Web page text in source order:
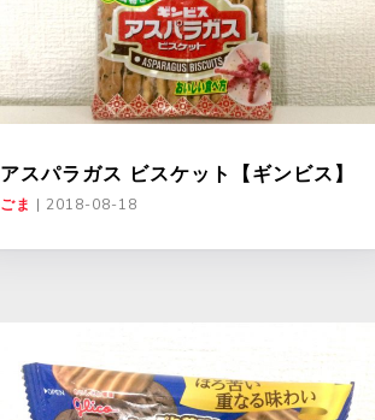
アスパラガス ビスケット【ギンビス】
ごま | 2018-08-18